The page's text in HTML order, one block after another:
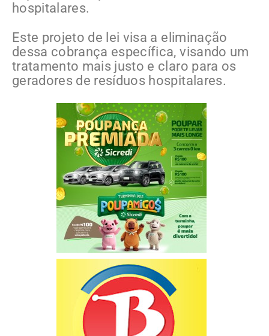
hospitalares.
Este projeto de lei visa a eliminação
dessa cobrança específica, visando um
tratamento mais justo e claro para os
geradores de resíduos hospitalares.